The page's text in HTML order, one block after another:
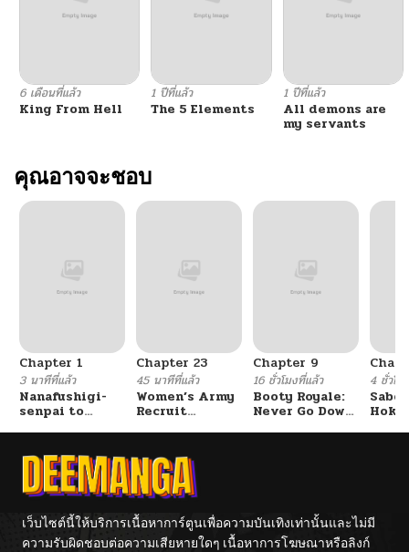
6 เดือนที่แล้ว
King From Hell
1 ปีที่แล้ว
The 5 Elements
1 ปีที่แล้ว
All demons are
my servants
คุณอาจจะชอบ
Chapter 1
3 นาทีที่แล้ว
Nanafushigi-
senpai to
Chapter 23
45 นาทีที่แล้ว
Women’s Army
Recruit
Chapter 9
16 ชั่วโมงที่แล้ว
Booty Royale:
Never Go Down
4 ชั่วโม
เว็บไซต์นี้ให้บริการเนื้อหาการ์ตูนเพื่อความบันเทิงเท่านั้นและไม่มี
ความรับผิดชอบต่อความเสียหายใดๆ เนื้อหาการโฆษณาหรือลิงก์